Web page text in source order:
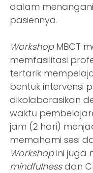
dalam
pasiennya.
WorkshopMBCT
memfasilitasi
tertarik
bentuk intervensi
dikolaborasikan
waktu
jam (2 hari)
memahami sesi
Workshopini juga
mindfulnessdan